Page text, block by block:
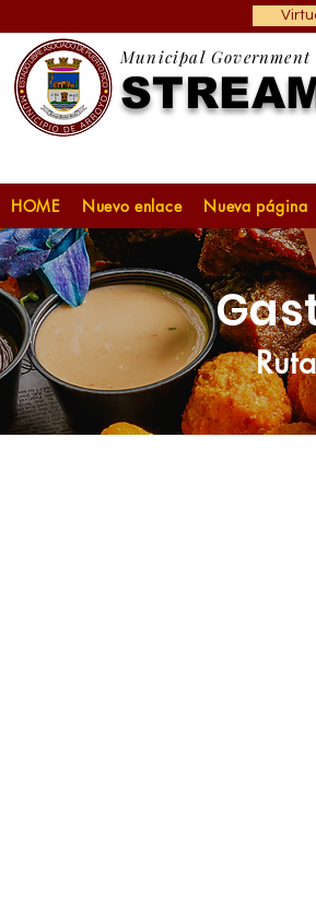
Municipal Government
HOME Nuevo enlace Nueva página